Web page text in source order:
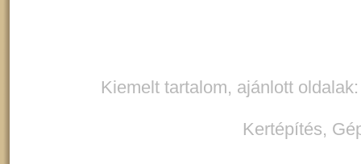
Kiemelt tartalom, ajánlott
Kertépítés,